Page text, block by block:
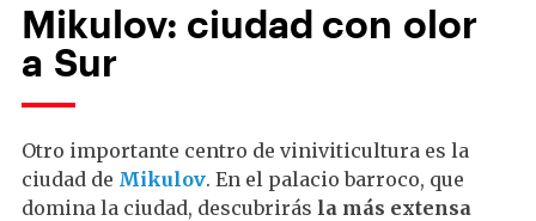
Mikulov: ciudad con olor
a Sur
Otro importante centro de viniviticultura es la
ciudad de Mikulov. En el palacio barroco, que
domina la ciudad, descubrirás la más extensa